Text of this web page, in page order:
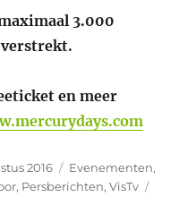
3.000
en meer
2016 Categorieën
Evenementen,
, Persberichten,VisTv